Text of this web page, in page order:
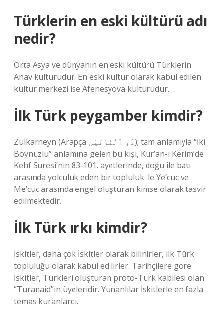
Türklerin en eski kültürü adı
nedir?
Orta Asya ve dünyanın en eski kültürü Türklerin
Anav kültürüdür. En eski kültür olarak kabul edilen
kültür merkezi ise Afenesyova kültürüdür.
İlk Türk peygamber kimdir?
Zülkarneyn (Arapça ذُو ٱلْقَرْنَيْن); tam anlamıyla “İki
Boynuzlu” anlamına gelen bu kişi, Kur’an-ı Kerim’de
Kehf Suresi’nin 83-101. ayetlerinde, doğu ile batı
arasında yolculuk eden bir topluluk ile Ye’cuc ve
Me’cuc arasında engel oluşturan kimse olarak tasvir
edilmektedir.
İlk Türk ırkı kimdir?
İskitler, daha çok İskitler olarak bilinirler, ilk Türk
topluluğu olarak kabul edilirler. Tarihçilere göre
İskitler, Türkleri oluşturan proto-Türk kabilesi olan
“Turanaid”in üyeleridir. Yunanlılar İskitlerle en fazla
temas kuranlardı.